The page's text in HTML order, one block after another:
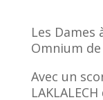
Les Dames
Omnium
Avec un